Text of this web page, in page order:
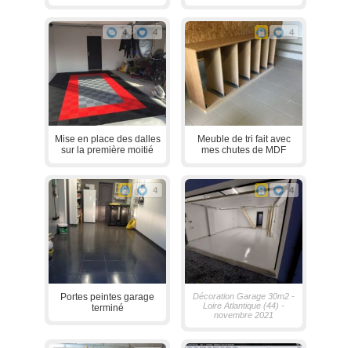
4 4
Mise en place des dalles
sur la première moitié
4
Meuble de tri fait avec
mes chutes de MDF
4
Portes peintes garage
terminé
4
Décoration Garage 30m2 -
Loire Atlantique (44) -
novembre 2021